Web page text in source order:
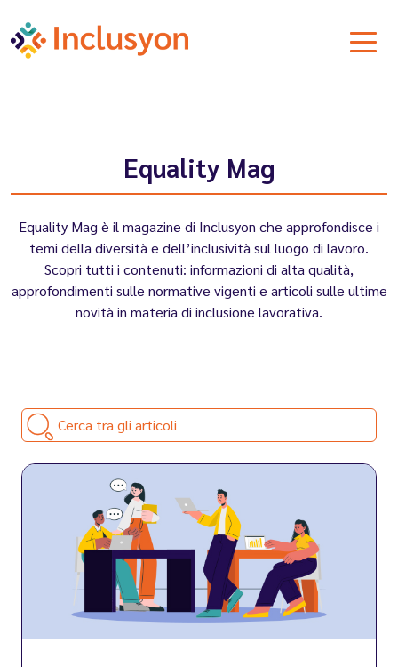
Equality Mag
Equality Mag è il magazine di Inclusyon che approfondisce i
temi della diversità e dell’inclusività sul luogo di lavoro.
Scopri tutti i contenuti: informazioni di alta qualità,
approfondimenti sulle normative vigenti e articoli sulle ultime
novità in materia di inclusione lavorativa.
Cerca tra gli articoli